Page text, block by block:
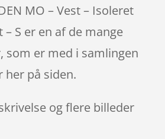
MO – Vest – Isoleret
– S er en af de mange
som er med i samlingen
her på siden.
og flere billeder